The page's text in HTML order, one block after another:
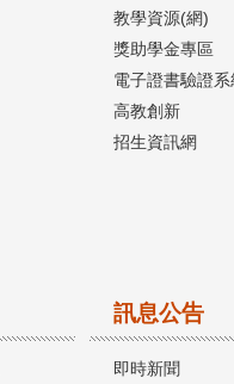
教學資源(網)
獎助學金專區
電子證書驗證系
高教創新
招生資訊網
訊息公告
即時新聞